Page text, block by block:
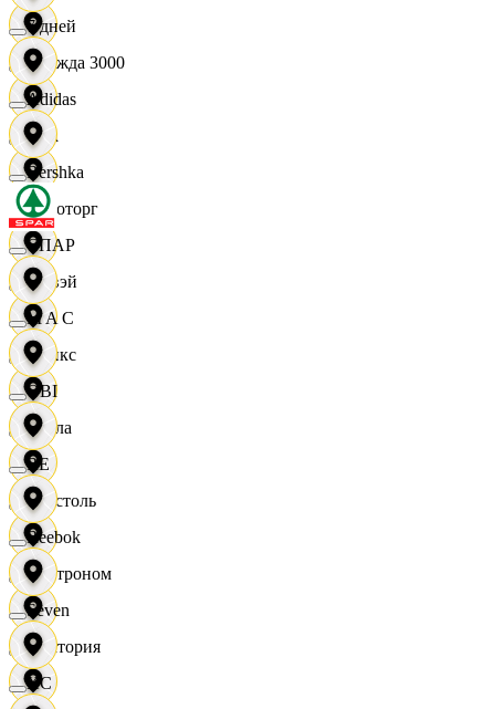
Одежда 3000
Zara
Агроторг
Амвэй
Аникс
Билла
Бристоль
Быстроном
Виктория
7 дней
Adidas
Bershka
СПАР
M A C
OBI
RE
Reebok
Seven
XC